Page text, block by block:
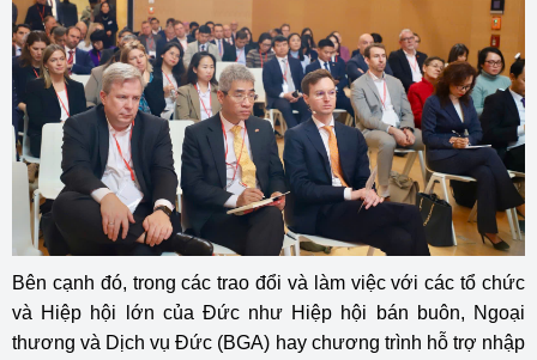
Bên cạnh đó, trong các trao đổi và làm việc với các tổ chức
và Hiệp hội lớn của Đức như Hiệp hội bán buôn, Ngoại
thương và Dịch vụ Đức (BGA) hay chương trình hỗ trợ nhập